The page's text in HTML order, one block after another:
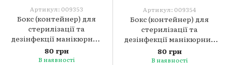
Артикул: 009353
Бокс (контейнер) для
стерилізації та
дезінфекції манікюрних
фрез з кришечкою, білий
80 грн
В наявності
Артикул: 009354
Бокс (контейнер) для
стерилізації та
дезінфекції манікюрних
фрез з кришечкою, ніжно-
рожевий
80 грн
В наявності